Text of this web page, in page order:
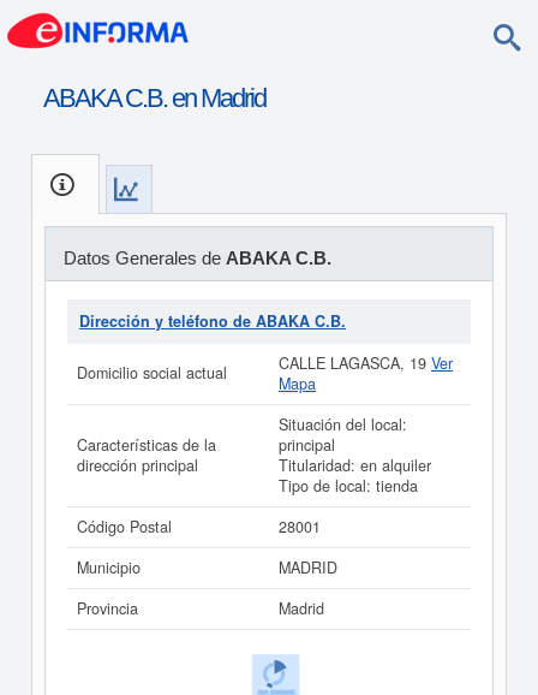
ABAKA C.B. en Madrid
Datos Generales de ABAKA C.B.
Dirección y teléfono de ABAKA C.B.
Domicilio social actual CALLE LAGASCA, 19 Ver
Mapa
Características de la
dirección principal
Situación del local:
principal
Titularidad: en alquiler
Tipo de local: tienda
Código Postal
28001
Municipio
MADRID
Provincia
Madrid